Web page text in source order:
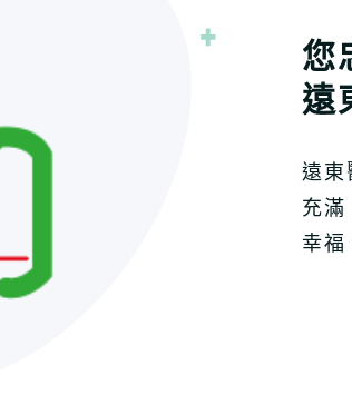
您
遠
遠東
充滿
幸福